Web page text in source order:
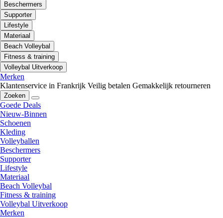
Beschermers
Supporter
Lifestyle
Materiaal
Beach Volleybal
Fitness & training
Volleybal Uitverkoop
Merken
Klantenservice in Frankrijk Veilig betalen Gemakkelijk retourneren
Zoeken
Goede Deals
Nieuw-Binnen
Schoenen
Kleding
Volleyballen
Beschermers
Supporter
Lifestyle
Materiaal
Beach Volleybal
Fitness & training
Volleybal Uitverkoop
Merken